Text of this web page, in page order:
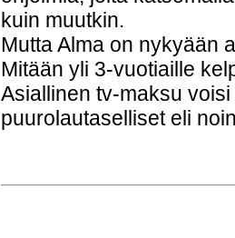
kuin muutkin.
Mutta Alma on nykyään
Mitään yli 3-vuotiaille
Asiallinen tv-maksu
puurolautaselliset eli